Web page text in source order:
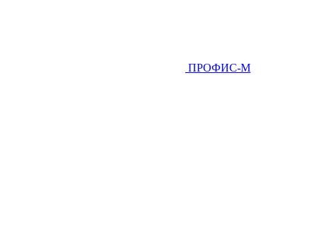
ПРОФИС-М